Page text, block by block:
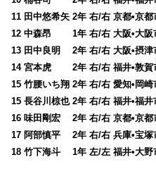
11 田中悠希矢 2年 右/右 京都•京都
12 中森昂 1年 右/右 大阪•大阪
13 田中良明 2年 右/右 大阪•摂津
14 宮本虎 2年 右/右 福井•敦賀
15 竹腰いち翔 2年 右/右 愛知•岡崎
15 長谷川椋也 2年 右/右 福井•福井
16 味田剛宏 2年 右/右 京都•京都
17 阿部慎平 2年 右/右 兵庫•宝塚
18 竹下海斗 1年 左/左 福井•大野